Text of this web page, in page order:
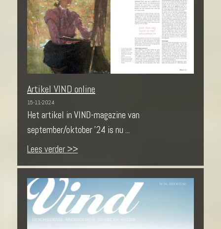
Artikel VIND online
15-11-2024
Het artikel in VIND-magazine van
september/oktober '24 is nu ...
Lees verder >>